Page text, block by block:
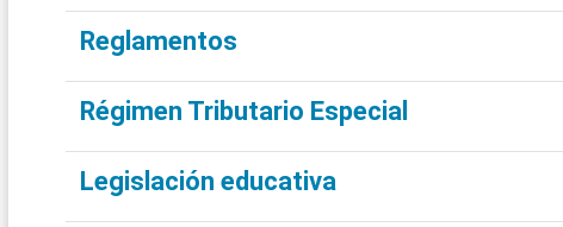
Reglamentos
Régimen Tributario Especial
Legislación educativa